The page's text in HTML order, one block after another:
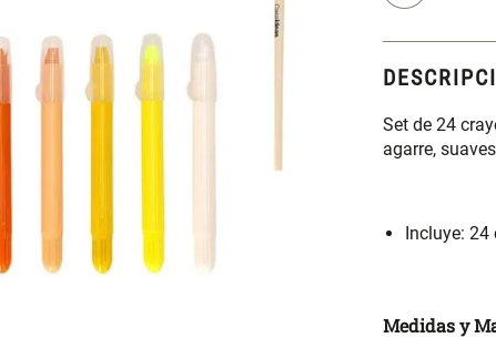
Set de 24
agarre,
Incluye: 24
Medidas y